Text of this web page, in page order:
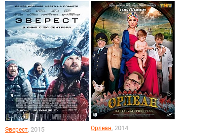
Эверест, 2015 Орлеан, 2014